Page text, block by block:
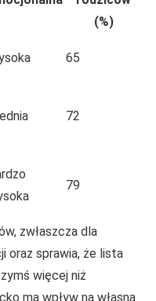
(%)
65
72
79
zwłaszcza dla
oraz sprawia, że lista
więcej niż
ma wpływ na własną